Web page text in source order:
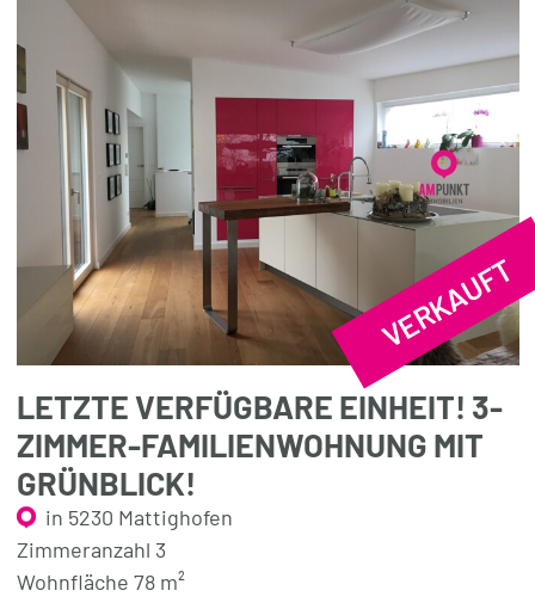
VERKAUFT
LETZTE VERFÜGBARE EINHEIT! 3-
ZIMMER-FAMILIENWOHNUNG MIT
GRÜNBLICK!
in 5230 Mattighofen
Zimmeranzahl 3
Wohnfläche 78 m²